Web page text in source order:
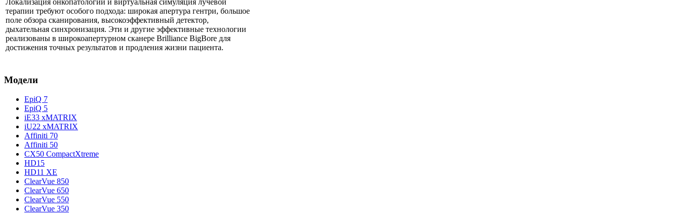
терапии требуют особого подхода: широкая апертура гентри, большое
поле обзора сканирования, высокоэффективный детектор,
дыхательная синхронизация. Эти и другие эффективные технологии
реализованы в широкоапертурном сканере Brilliance BigBore для
достижения точных результатов и продления жизни пациента.
Модели
EpiQ 7
EpiQ 5
iE33 xMATRIX
iU22 xMATRIX
Affiniti 70
Affiniti 50
CX50 CompactXtreme
HD15
HD11 XE
ClearVue 850
ClearVue 650
ClearVue 550
ClearVue 350